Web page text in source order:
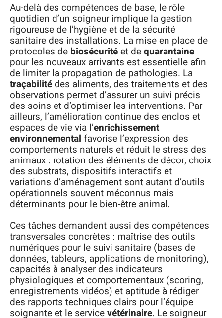
Au-delà des compétences de base, le rôle
quotidien d’un soigneur implique la gestion
rigoureuse de l’hygiène et de la sécurité
sanitaire des installations. La mise en place de
protocoles de biosécuritéet dequarantaine
pour les nouveaux arrivants est essentielle afin
de limiter la propagation de pathologies. La
traçabilité des aliments, des traitements et des
observations permet d’assurer un suivi précis
des soins et d’optimiser les interventions. Par
ailleurs, l’amélioration continue des enclos et
espaces de vie via l’enrichissement
environnemental favorise l’expression des
comportements naturels et réduit le stress des
animaux : rotation des éléments de décor, choix
des substrats, dispositifs interactifs et
variations d’aménagement sont autant d’outils
opérationnels souvent méconnus mais
déterminants pour le bien-être animal.
Ces tâches demandent aussi des compétences
transversales concrètes : maîtrise des outils
numériques pour le suivi sanitaire (bases de
données, tableurs, applications de monitoring),
capacités à analyser des indicateurs
physiologiques et comportementaux (scoring,
enregistrements vidéos) et aptitude à rédiger
des rapports techniques clairs pour l’équipe
soignante et le servicevétérinaire. Le soigneur